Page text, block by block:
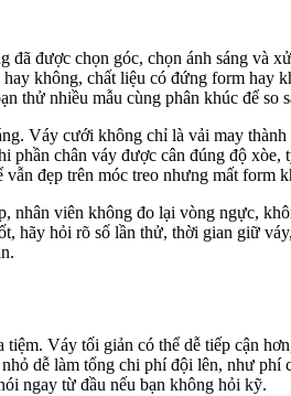
được chọn góc, chọn ánh sáng và
không, chất liệu có đứng form hay
thử nhiều mẫu cùng phân khúc để so
Váy cưới không chỉ là vải may
chân váy được cân đúng độ
đẹp trên móc treo nhưng mất form
viên không đo lại vòng ngực,
hỏi rõ số lần thử, thời gian giữ
Váy tối giản có thể dễ tiếp cận
dễ làm tổng chi phí đội lên, như
ngay từ đầu nếu bạn không hỏi kỹ.